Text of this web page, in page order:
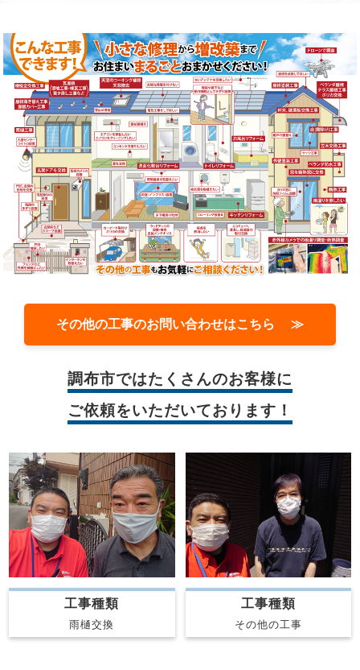
その他の工事のお問い合わせはこちら ≫
調布市ではたくさんのお客様に
ご依頼をいただいております！
工事種類
雨樋交換
工事種類
その他の工事